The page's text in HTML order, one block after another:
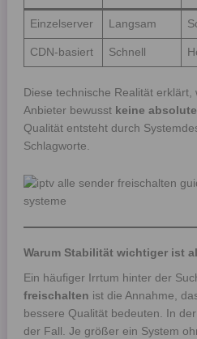
Einzelserver Langsam
CDN-basiert Schnell
Diese technische Realität erklärt,
Anbieter bewusst keine
Qualität entsteht durch
Schlagworte.
Warum Stabilität wichtiger ist
Ein häufiger Irrtum hinter der
freischalten ist die Annahme,
bessere Qualität bedeuten. In
der Fall. Je größer ein System